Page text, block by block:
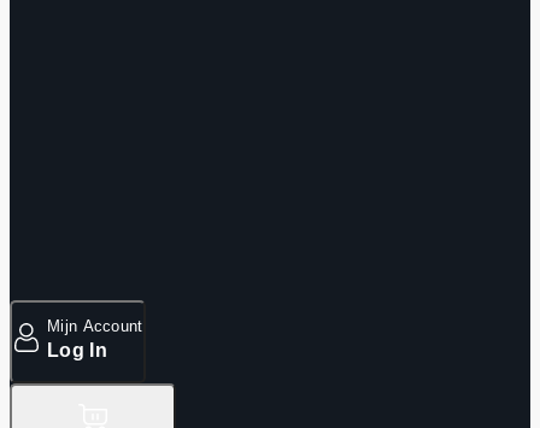
Mijn Account
Log In